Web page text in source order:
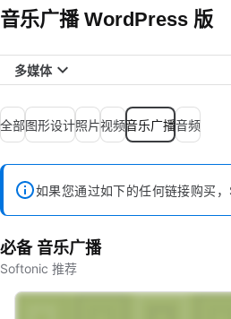
音乐广播 WordPress 版
多媒体
全部图形设计照片视频音乐广播音频
如果您通过如下的任何链接购买
必备 音乐广播
Softonic 推荐